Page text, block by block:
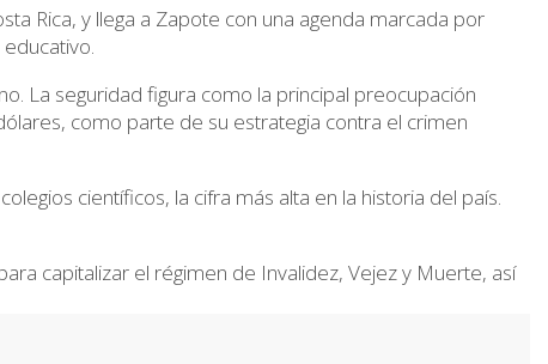
Rica, y llega a Zapote con una agenda marcada por
La seguridad figura como la principal preocupación
, como parte de su estrategia contra el crimen
científicos, la cifra más alta en la historia del país.
capitalizar el régimen de Invalidez, Vejez y Muerte, así